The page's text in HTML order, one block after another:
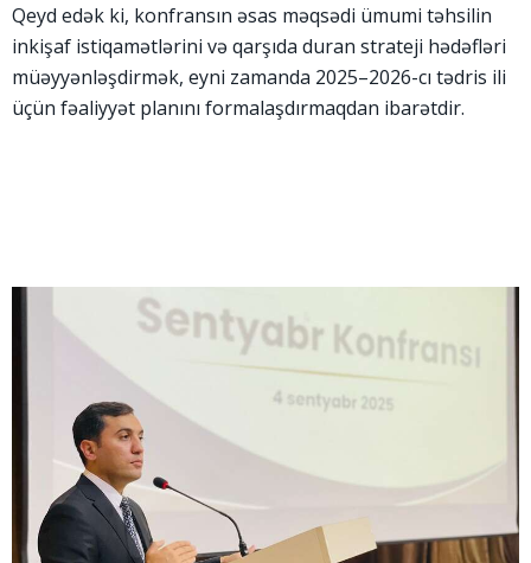
‎Qeyd edək ki, konfransın əsas məqsədi ümumi təhsilin
inkişaf istiqamətlərini və qarşıda duran strateji hədəfləri
müəyyənləşdirmək, eyni zamanda 2025–2026-cı tədris ili
üçün fəaliyyət planını formalaşdırmaqdan ibarətdir.